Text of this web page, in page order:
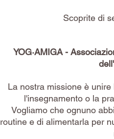
Scoprite di
YOG·AMIGA -
La nostra missione è
l'insegnamento o la
Vogliamo che ognuno
routine e di alimentarla per